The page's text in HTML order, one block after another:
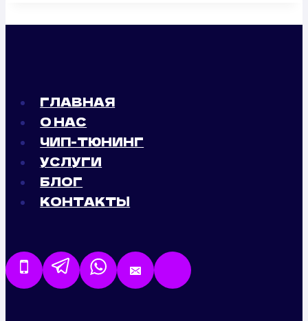
ГЛАВНАЯ
О НАС
ЧИП-ТЮНИНГ
УСЛУГИ
БЛОГ
КОНТАКТЫ